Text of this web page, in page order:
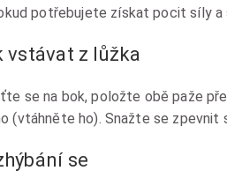
potřebujete získat pocit síly a
vstávat z lůžka
se na bok, položte obě paže
(vtáhněte ho). Snažte se
se